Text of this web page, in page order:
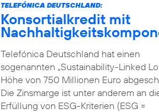
TELEFÓNICA DEUTSCHLAND:
Konsortialkredit mit
Telefónica Deutschland hat einen
sogenannten „Sustainability-Linked
Höhe von 750 Millionen Euro
Die Zinsmarge ist unter anderem an
Erfüllung von ESG-Kriterien (ESG =